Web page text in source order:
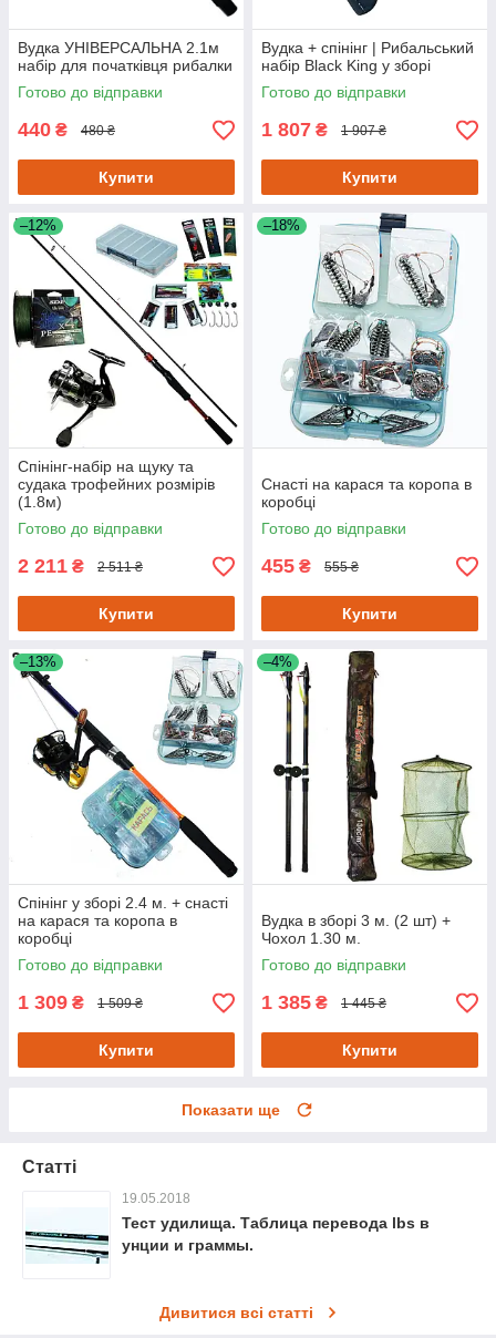
Вудка УНІВЕРСАЛЬНА 2.1м
набір для початківця рибалки
Готово до відправки
440 ₴ 480 ₴
Купити
Вудка + спінінг | Рибальський
набір Black King у зборі
Готово до відправки
1 807 ₴ 1 907 ₴
Купити
–12%
Спінінг-набір на щуку та
судака трофейних розмірів
(1.8м)
Готово до відправки
2 211 ₴ 2 511 ₴
Купити
–18%
Снасті на карася та коропа в
коробці
Готово до відправки
455 ₴ 555 ₴
Купити
–13%
Спінінг у зборі 2.4 м. + снасті
на карася та коропа в
коробці
Готово до відправки
1 309 ₴ 1 509 ₴
Купити
–4%
Вудка в зборі 3 м. (2 шт) +
Чохол 1.30 м.
Готово до відправки
1 385 ₴ 1 445 ₴
Купити
Показати ще
Статті
19.05.2018
Тест удилища. Таблица перевода lbs в
унции и граммы.
Дивитися всі статті